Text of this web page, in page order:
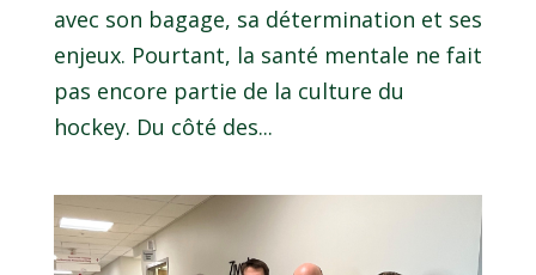
avec son bagage, sa détermination et ses
enjeux. Pourtant, la santé mentale ne fait
pas encore partie de la culture du
hockey. Du côté des...